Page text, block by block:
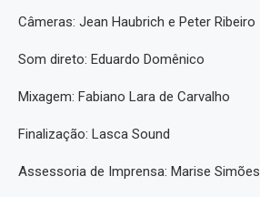
Câmeras: Jean Haubrich e Peter Ribeiro
Som direto: Eduardo Domênico
Mixagem: Fabiano Lara de Carvalho
Finalização: Lasca Sound
Assessoria de Imprensa: Marise Simões